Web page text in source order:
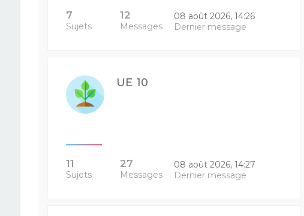
7
Sujets
12
Messages
08 août 2026, 14:26
Dernier message
UE 10
11
Sujets
27
Messages
08 août 2026, 14:27
Dernier message